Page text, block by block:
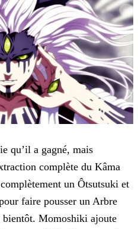
qu’il a gagné, mais
complète du Kâma
un Ôtsutsuki et
faire pousser un Arbre
Momoshiki ajoute